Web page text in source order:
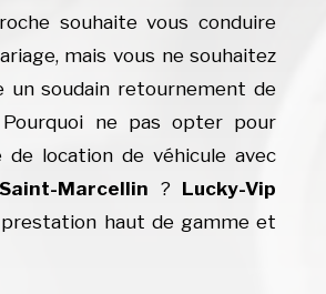
souhaite vous conduire
mais vous ne souhaitez
un soudain retournement de
ne pas opter pour
de location de véhicule avec
Saint-Marcellin ? Lucky-Vip
haut de gamme et